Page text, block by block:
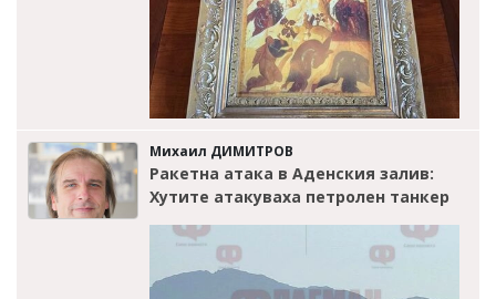
Михаил ДИМИТРОВ
Ракетна атака в Аденския залив:
Хутите атакуваха петролен танкер